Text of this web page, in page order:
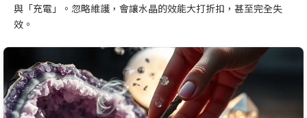
與「充電」。忽略維護，會讓水晶的效能大打折扣，甚至完全失
效。